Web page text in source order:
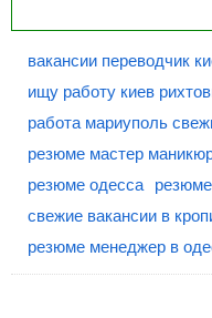
вакансии переводчик
ищу работу киев
работа мариуполь
резюме мастер
резюме одесса
свежие вакансии в
резюме менеджер в